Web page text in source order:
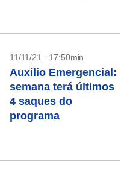
11/11/21 - 17:50min
Auxílio Emergencial:
semana terá últimos
4 saques do
programa